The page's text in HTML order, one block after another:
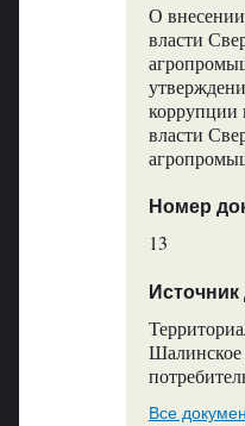
О внесении
власти
коррупции
власти
Номер
13
Шалинское
Все